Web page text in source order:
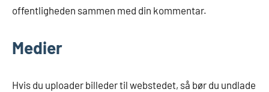
offentligheden sammen med din kommentar.
Medier
Hvis du uploader billeder til webstedet, så bør du undlade